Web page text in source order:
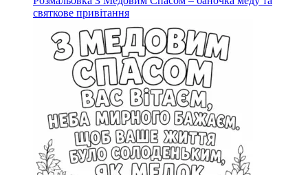
святкове привітання